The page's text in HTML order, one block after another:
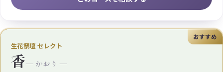
おすすめ
生花祭壇 セレクト
香— かおり —